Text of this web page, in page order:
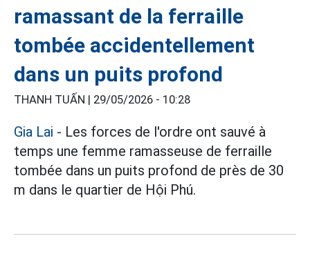
ramassant de la ferraille
tombée accidentellement
dans un puits profond
THANH TUẤN | 29/05/2026 - 10:28
Gia Lai - Les forces de l'ordre ont sauvé à
temps une femme ramasseuse de ferraille
tombée dans un puits profond de près de 30
m dans le quartier de Hội Phú.